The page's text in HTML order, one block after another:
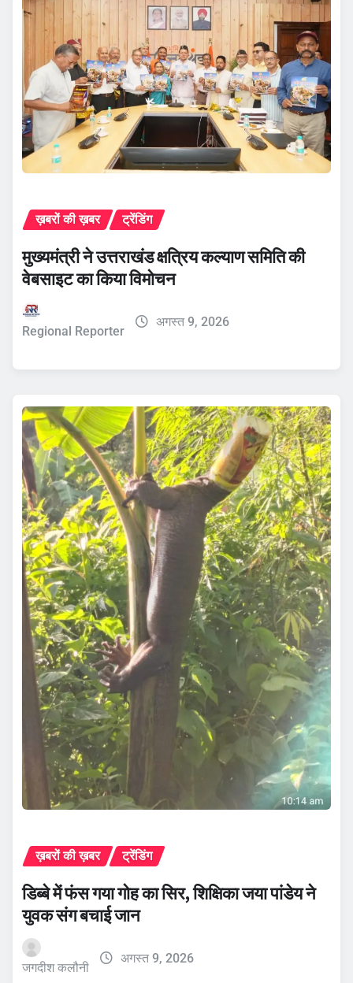
ख़बरों की ख़बर ट्रेंडिंग
मुख्यमंत्री ने उत्तराखंड क्षत्रिय कल्याण समिति की
वेबसाइट का किया विमोचन
Regional Reporter
अगस्त 9, 2026
ख़बरों की ख़बर ट्रेंडिंग
डिब्बे में फंस गया गोह का सिर, शिक्षिका जया पांडेय ने
युवक संग बचाई जान
जगदीश कलौनी
अगस्त 9, 2026